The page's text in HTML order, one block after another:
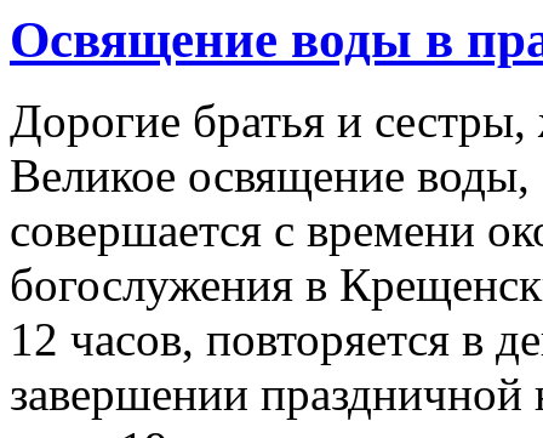
Освящение воды в
Дорогие братья и
Великое освящение воды,
совершается с времени
богослужения в
12 часов, повторяется в
завершении